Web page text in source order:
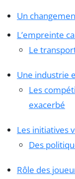
Un
L’empreinte
Le
Une industrie
Les
exacerbé
Les initiatives
Des
Rôle des